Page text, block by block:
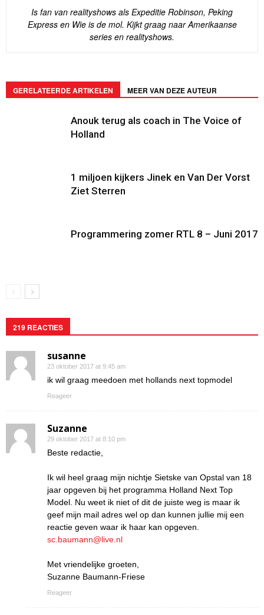
Is fan van realityshows als Expeditie Robinson, Peking
Express en Wie is de mol. Kijkt graag naar Amerikaanse
series en realityshows.
GERELATEERDE ARTIKELEN MEER VAN DEZE AUTEUR
Anouk terug als coach in The Voice of
Holland
1 miljoen kijkers Jinek en Van Der Vorst
Ziet Sterren
Programmering zomer RTL 8 – Juni 2017
219 REACTIES
susanne
23 oktober 2017 at 9:45 am
ik wil graag meedoen met hollands next topmodel
Reageer
Suzanne
29 oktober 2017 at 8:10 pm
Beste redactie,
Ik wil heel graag mijn nichtje Sietske van Opstal van 18
jaar opgeven bij het programma Holland Next Top
Model. Nu weet ik niet of dit de juiste weg is maar ik
geef mijn mail adres wel op dan kunnen jullie mij een
reactie geven waar ik haar kan opgeven.
sc.baumann@live.nl
Met vriendelijke groeten,
Suzanne Baumann-Friese
Reageer